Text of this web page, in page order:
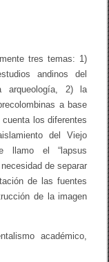
tres temas: 1)
andinos del
arqueología, 2) la
a base
los diferentes
del Viejo
llamo el “lapsus
de separar
de las fuentes
de la imagen
académico,